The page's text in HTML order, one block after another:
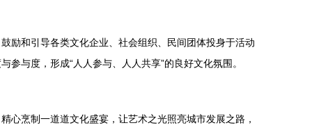
励和引导各类文化企业、社会组织、民间团体投身于活动
与度，形成“人人参与、人人共享”的良好文化氛围。
心烹制一道道文化盛宴，让艺术之光照亮城市发展之路，